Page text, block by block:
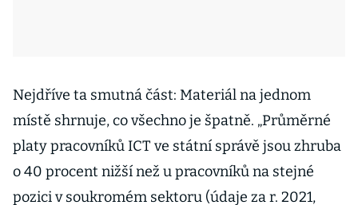
Nejdříve ta smutná část: Materiál na jednom
místě shrnuje, co všechno je špatně. „Průměrné
platy pracovníků ICT ve státní správě jsou zhruba
o 40 procent nižší než u pracovníků na stejné
pozici v soukromém sektoru (údaje za r. 2021,